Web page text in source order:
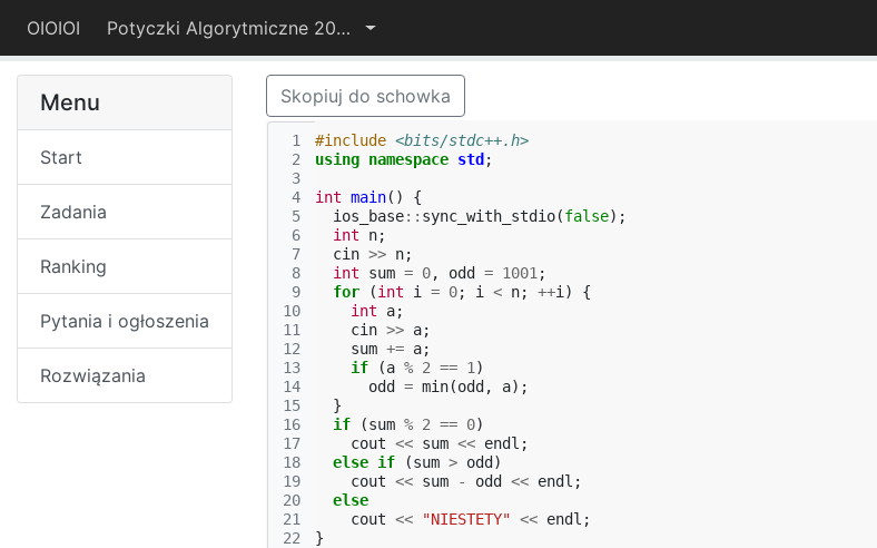
OIOIOI Potyczki Algorytmiczne 2015
Menu
Start
Zadania
Ranking
Pytania i ogłoszenia
Rozwiązania
Skopiuj do schowka
1
2
3
4
5
6
7
8
9
10
11
12
13
14
15
16
17
18
19
20
21
22
#include <bits/stdc++.h>
using namespace std ;
int main()
{
ios_base:: sync_with_stdio(false);
int
n;
cin >> n;
int
sum = 0, odd = 1001 ;
for
(int i = 0; i < n; ++i )
{
int
a;
cin >> a;
sum += a;
if
(a % 2 == 1 )
odd
= min(odd , a);
}
if
(sum % 2 == 0)
cout << sum << endl ;
else if (sum > odd )
cout << sum - odd << endl ;
else
cout << "NIESTETY" << endl ;
}